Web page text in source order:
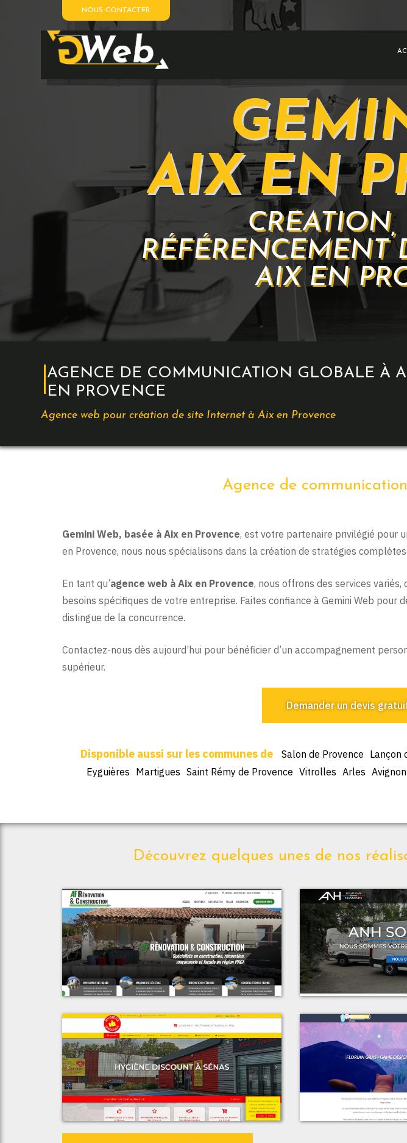
NOUS CONTACTER
AIX EN
CRÉATION,
RÉFÉRENCEMENT
AIX EN
AGENCE DE COMMUNICATION GLOBALE À
EN PROVENCE
Agence web pour création de site Internet à Aix en Provence
Agence de
Gemini Web, basée à Aix en Provence, est votre partenaire privilégié pour
en Provence, nous nous spécialisons dans la création de stratégies
En tant qu’agence web à Aix en Provence, nous offrons des services variés,
besoins spécifiques de votre entreprise. Faites confiance à Gemini Web
distingue de la concurrence.
Contactez-nous dès aujourd’hui pour bénéficier d’un accompagnement
supérieur.
Demander un devis
Salon de Provence Lançon
Eyguières Martigues Saint Rémy de Provence Vitrolles Arles Avignon
Découvrez quelques unes de nos
Voir le projet
AF Rénovation & Construction
Voir le projet
Espace Discount